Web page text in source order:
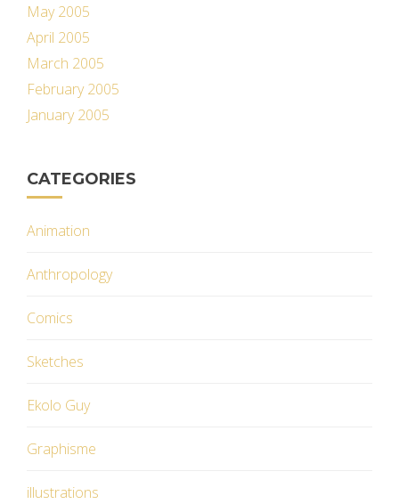
May 2005
April 2005
March 2005
February 2005
January 2005
CATEGORIES
Animation
Anthropology
Comics
Sketches
Ekolo Guy
Graphisme
illustrations